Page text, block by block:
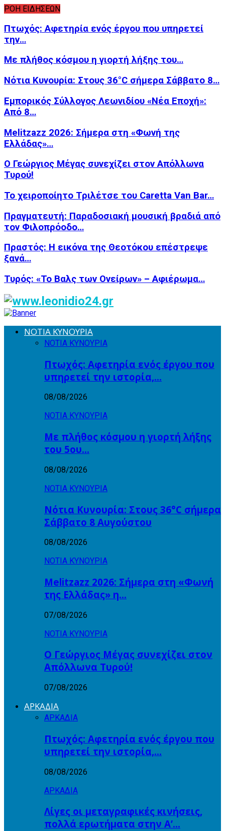
ΡΟΗ ΕΙΔΗΣΕΩΝ
Πτωχός: Αφετηρία ενός έργου που υπηρετεί
την…
Με πλήθος κόσμου η γιορτή λήξης του…
Νότια Κυνουρία: Στους 36°C σήμερα Σάββατο 8…
Εμπορικός Σύλλογος Λεωνιδίου «Νέα Εποχή»:
Από 8…
Melitzazz 2026: Σήμερα στη «Φωνή της
Ελλάδας»…
Ο Γεώργιος Μέγας συνεχίζει στον Απόλλωνα
Τυρού!
Το χειροποίητο Τριλέτσε του Caretta Van Bar…
Πραγματευτή: Παραδοσιακή μουσική βραδιά από
τον Φιλοπρόοδο…
Πραστός: Η εικόνα της Θεοτόκου επέστρεψε
ξανά…
Τυρός: «Το Βαλς των Ονείρων» – Αφιέρωμα…
ΝΟΤΙΑ ΚΥΝΟΥΡΙΑ
ΝΟΤΙΑ ΚΥΝΟΥΡΙΑ
Πτωχός: Αφετηρία ενός έργου που
υπηρετεί την ιστορία,…
08/08/2026
ΝΟΤΙΑ ΚΥΝΟΥΡΙΑ
Με πλήθος κόσμου η γιορτή λήξης
του 5ου…
08/08/2026
ΝΟΤΙΑ ΚΥΝΟΥΡΙΑ
Νότια Κυνουρία: Στους 36°C σήμερα
Σάββατο 8 Αυγούστου
08/08/2026
ΝΟΤΙΑ ΚΥΝΟΥΡΙΑ
Melitzazz 2026: Σήμερα στη «Φωνή
της Ελλάδας» η…
07/08/2026
ΝΟΤΙΑ ΚΥΝΟΥΡΙΑ
Ο Γεώργιος Μέγας συνεχίζει στον
Απόλλωνα Τυρού!
07/08/2026
ΑΡΚΑΔΙΑ
ΑΡΚΑΔΙΑ
Πτωχός: Αφετηρία ενός έργου που
υπηρετεί την ιστορία,…
08/08/2026
ΑΡΚΑΔΙΑ
Λίγες οι μεταγραφικές κινήσεις,
πολλά ερωτήματα στην Α’…